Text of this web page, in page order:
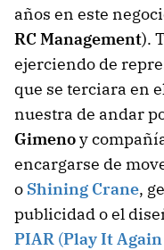
años en este
RC Management).
ejerciendo de
que se terciara en
nuestra de andar
Gimenoy
encargarse de
o Shining Crane,
publicidad o el
PIAR (Play It